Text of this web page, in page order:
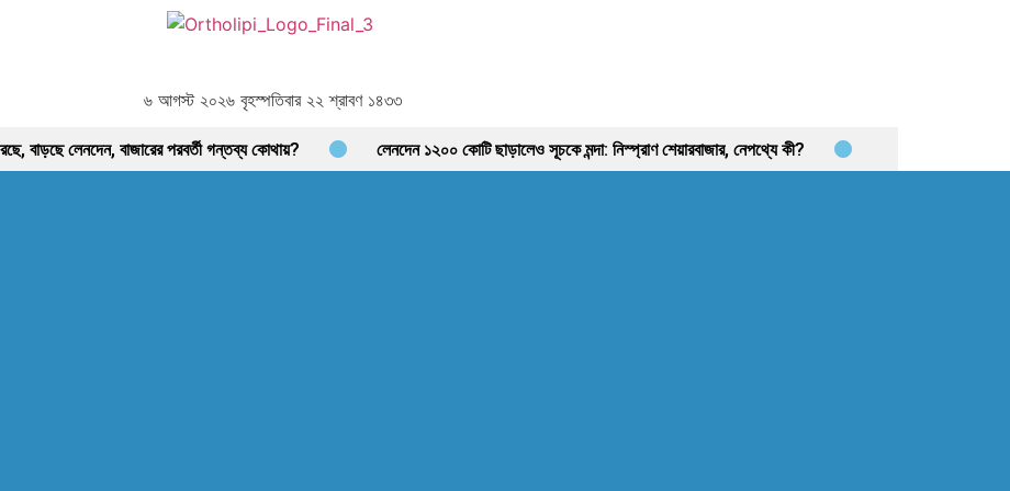
৬ আগস্ট ২০২৬ বৃহস্পতিবার ২২ শ্রাবণ ১৪৩৩
বাড়ছে লেনদেন, বাজারের পরবর্তী গন্তব্য কোথায়? লেনদেন ১২০০ কোটি ছাড়ালেও সূচকে মন্দা: নিস্প্রাণ শেয়ারবাজার, নেপথ্যে কী?